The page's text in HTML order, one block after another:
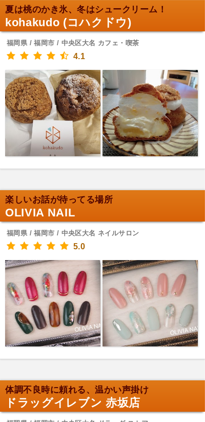
夏は桃のかき氷、冬はシュークリーム！
kohakudo (コハクドウ)
福岡県 / 福岡市 / 中央区大名 カフェ・喫茶
4.1
楽しいお話が待ってる場所
OLIVIA NAIL
福岡県 / 福岡市 / 中央区大名 ネイルサロン
5.0
体調不良時に頼れる、温かい声掛け
ドラッグイレブン 赤坂店